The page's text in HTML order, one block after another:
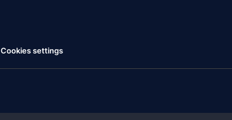
Cookies settings